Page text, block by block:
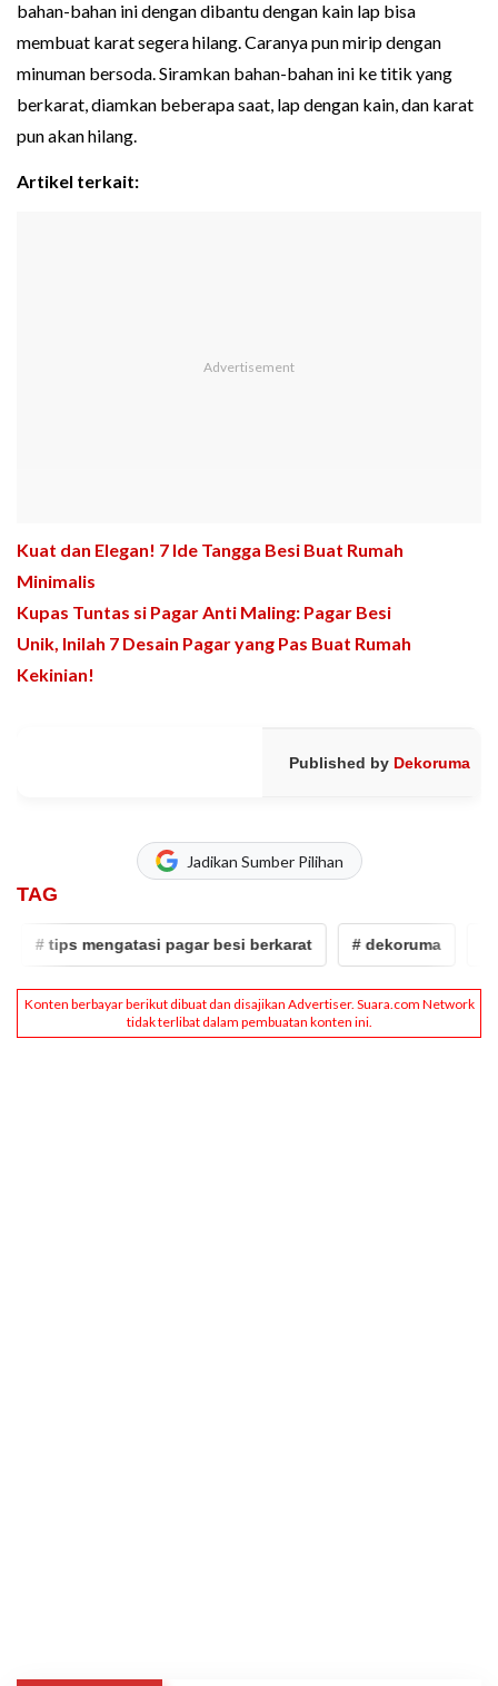
bahan-bahan ini dengan dibantu dengan kain lap bisa
membuat karat segera hilang. Caranya pun mirip dengan
minuman bersoda. Siramkan bahan-bahan ini ke titik yang
berkarat, diamkan beberapa saat, lap dengan kain, dan karat
pun akan hilang.
Artikel terkait:
Kuat dan Elegan! 7 Ide Tangga Besi Buat Rumah
Minimalis
Kupas Tuntas si Pagar Anti Maling: Pagar Besi
Unik, Inilah 7 Desain Pagar yang Pas Buat Rumah
Kekinian!
Published by Dekoruma
Jadikan Sumber Pilihan
TAG
# tips mengatasi pagar besi berkarat # dekoruma